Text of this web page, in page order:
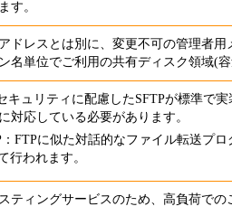
す。
ドレスとは別に、変更不可の管理者
名単位でご利用の共有ディスク領域(
キュリティに配慮したSFTPが標準で
対応している必要があります。
：FTPに似た対話的なファイル転送プ
行われます。
ティングサービスのため、高負荷で